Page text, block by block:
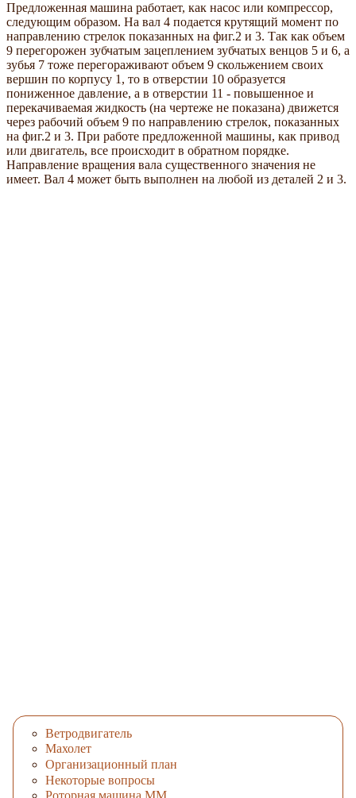
Предложенная машина работает, как насос или компрессор,
следующим образом. На вал 4 подается крутящий момент по
направлению стрелок показанных на фиг.2 и 3. Так как объем
9 перегорожен зубчатым зацеплением зубчатых венцов 5 и 6, а
зубья 7 тоже перегораживают объем 9 скольжением своих
вершин по корпусу 1, то в отверстии 10 образуется
пониженное давление, а в отверстии 11 - повышенное и
перекачиваемая жидкость (на чертеже не показана) движется
через рабочий объем 9 по направлению стрелок, показанных
на фиг.2 и 3. При работе предложенной машины, как привод
или двигатель, все происходит в обратном порядке.
Направление вращения вала существенного значения не
имеет. Вал 4 может быть выполнен на любой из деталей 2 и 3.
Ветродвигатель
Махолет
Организационный план
Некоторые вопросы